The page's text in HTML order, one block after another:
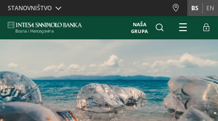
Skiplinks
STANOVNIŠTVO BS EN
NAŠA
GRUPA